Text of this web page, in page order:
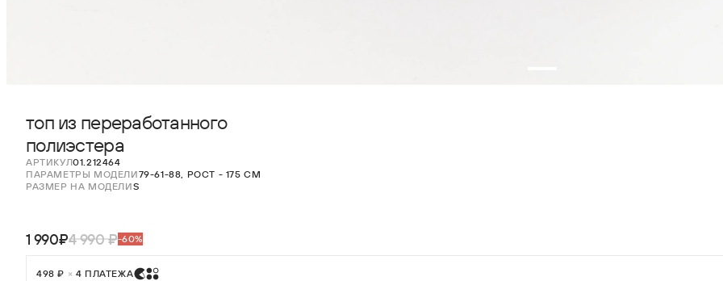
топ из переработанного
полиэстера
АРТИКУЛ01.212464
ПАРАМЕТРЫ МОДЕЛИ79-61-88, РОСТ - 175 СМ
РАЗМЕР НА МОДЕЛИS
1 990₽4 990 ₽-60%
498 ₽ × 4 ПЛАТЕЖА